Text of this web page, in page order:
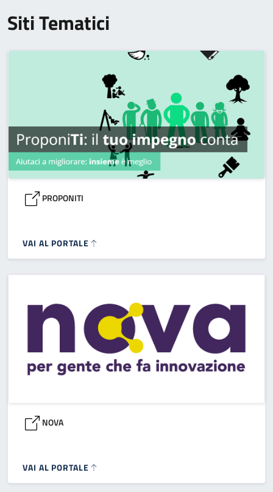
Siti Tematici
PROPONITI
VAI AL PORTALE
NOVA
VAI AL PORTALE